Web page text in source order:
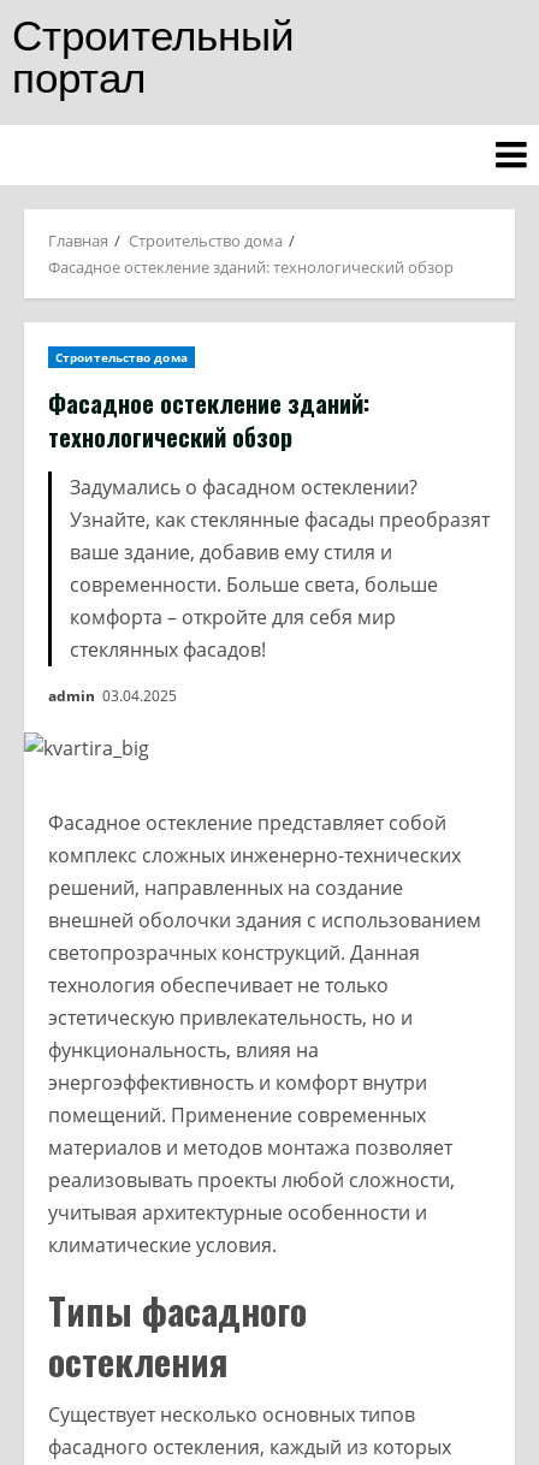
Строительный
портал
Главная
Строительство дома
Фасадное остекление зданий: технологический обзор
Строительство дома
Фасадное остекление зданий:
технологический обзор
Задумались о фасадном остеклении?
Узнайте, как стеклянные фасады преобразят
ваше здание, добавив ему стиля и
современности. Больше света, больше
комфорта – откройте для себя мир
стеклянных фасадов!
admin 03.04.2025
Фасадное остекление представляет собой
комплекс сложных инженерно-технических
решений, направленных на создание
внешней оболочки здания с использованием
светопрозрачных конструкций. Данная
технология обеспечивает не только
эстетическую привлекательность, но и
функциональность, влияя на
энергоэффективность и комфорт внутри
помещений. Применение современных
материалов и методов монтажа позволяет
реализовывать проекты любой сложности,
учитывая архитектурные особенности и
климатические условия.
Типы фасадного
остекления
Существует несколько основных типов
фасадного остекления, каждый из которых